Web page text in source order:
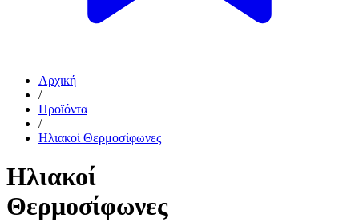
Αρχική
/
Προϊόντα
/
Ηλιακοί Θερμοσίφωνες
Ηλιακοί
Θερμοσίφωνες